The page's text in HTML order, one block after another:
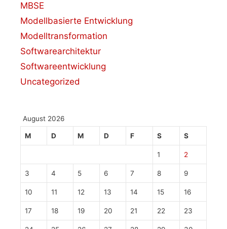
MBSE
Modellbasierte Entwicklung
Modelltransformation
Softwarearchitektur
Softwareentwicklung
Uncategorized
August 2026
M D M D F S S
1 2
3 4 5 6 7 8 9
10 11 12 13 14 15 16
17 18 19 20 21 22 23